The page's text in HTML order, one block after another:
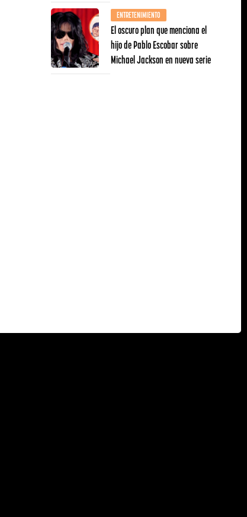
ENTRETENIMIENTO
El oscuro plan que menciona el
hijo de Pablo Escobar sobre
Michael Jackson en nueva serie